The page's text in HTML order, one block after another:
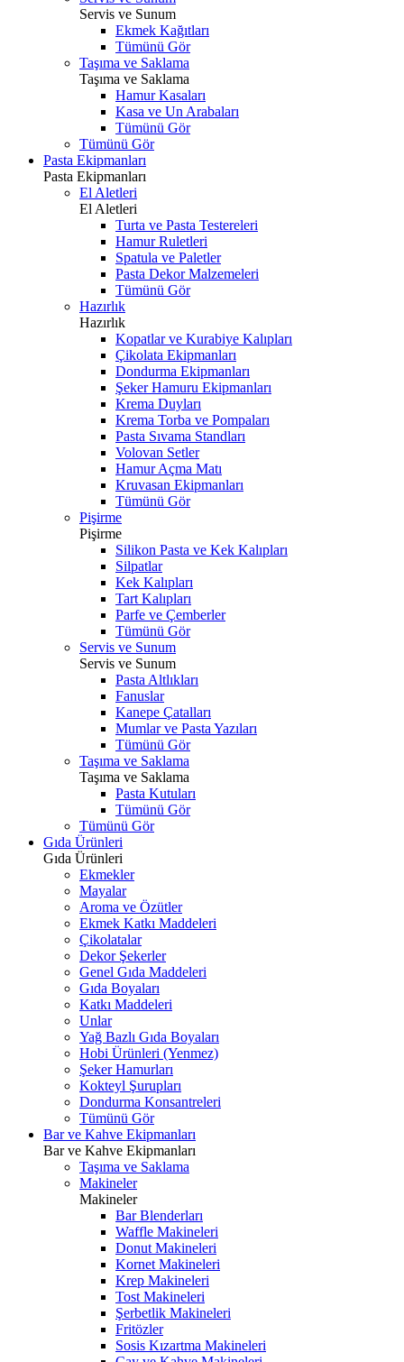
Servis ve Sunum
Ekmek Kağıtları
Tümünü Gör
Taşıma ve Saklama
Taşıma ve Saklama
Hamur Kasaları
Kasa ve Un Arabaları
Tümünü Gör
Tümünü Gör
Pasta Ekipmanları
Pasta Ekipmanları
El Aletleri
El Aletleri
Turta ve Pasta Testereleri
Hamur Ruletleri
Spatula ve Paletler
Pasta Dekor Malzemeleri
Tümünü Gör
Hazırlık
Hazırlık
Kopatlar ve Kurabiye Kalıpları
Çikolata Ekipmanları
Dondurma Ekipmanları
Şeker Hamuru Ekipmanları
Krema Duyları
Krema Torba ve Pompaları
Pasta Sıvama Standları
Volovan Setler
Hamur Açma Matı
Kruvasan Ekipmanları
Tümünü Gör
Pişirme
Pişirme
Silikon Pasta ve Kek Kalıpları
Silpatlar
Kek Kalıpları
Tart Kalıpları
Parfe ve Çemberler
Tümünü Gör
Servis ve Sunum
Servis ve Sunum
Pasta Altlıkları
Fanuslar
Kanepe Çatalları
Mumlar ve Pasta Yazıları
Tümünü Gör
Taşıma ve Saklama
Taşıma ve Saklama
Pasta Kutuları
Tümünü Gör
Tümünü Gör
Gıda Ürünleri
Gıda Ürünleri
Ekmekler
Mayalar
Aroma ve Özütler
Ekmek Katkı Maddeleri
Çikolatalar
Dekor Şekerler
Genel Gıda Maddeleri
Gıda Boyaları
Katkı Maddeleri
Unlar
Yağ Bazlı Gıda Boyaları
Hobi Ürünleri (Yenmez)
Şeker Hamurları
Kokteyl Şurupları
Dondurma Konsantreleri
Tümünü Gör
Bar ve Kahve Ekipmanları
Bar ve Kahve Ekipmanları
Taşıma ve Saklama
Makineler
Makineler
Bar Blenderları
Waffle Makineleri
Donut Makineleri
Kornet Makineleri
Krep Makineleri
Tost Makineleri
Şerbetlik Makineleri
Fritözler
Sosis Kızartma Makineleri